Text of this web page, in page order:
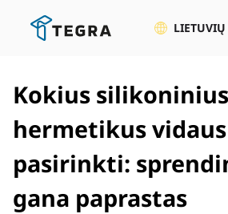
LIETUVIŲ
Kokius silikoninius
hermetikus
pasirinkti:
gana paprastas